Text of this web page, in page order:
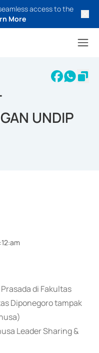
access to the
More
UNDIP
di Fakultas
Diponegoro tampak
Leader Sharing &